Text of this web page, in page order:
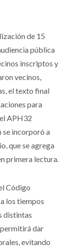
de 15
pública
inscriptos y
vecinos,
el texto final
para
APH32
se incorporó a
que se agrega
primera lectura.
Código
los tiempos
distintas
dar
evitando